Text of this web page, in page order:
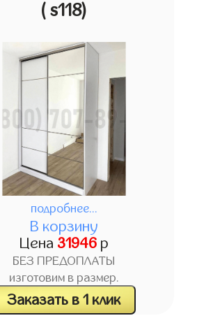
( s118)
подробнее...
В корзину
Цена 31946р
БЕЗ ПРЕДОПЛАТЫ
изготовим в размер.
Заказать в 1 клик